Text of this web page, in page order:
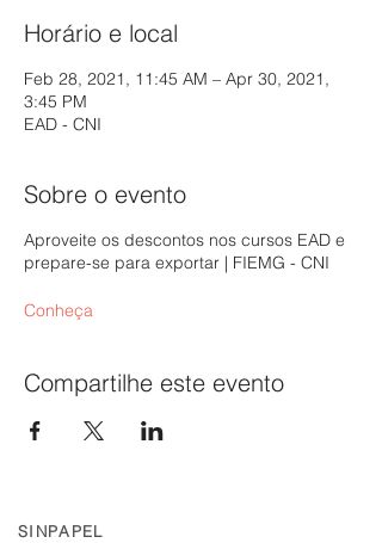
Horário e local
Feb 28, 2021, 11:45 AM – Apr 30, 2021,
3:45 PM
EAD - CNI
Sobre o evento
Aproveite os descontos nos cursos EAD e
prepare-se para exportar | FIEMG - CNI
Conheça
Compartilhe este evento
SINPAPEL